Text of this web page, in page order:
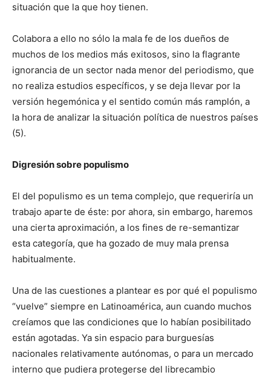
situación que la que hoy tienen.
Colabora a ello no sólo la mala fe de los dueños de
muchos de los medios más exitosos, sino la flagrante
ignorancia de un sector nada menor del periodismo, que
no realiza estudios específicos, y se deja llevar por la
versión hegemónica y el sentido común más ramplón, a
la hora de analizar la situación política de nuestros países
(5).
Digresión sobre populismo
El del populismo es un tema complejo, que requeriría un
trabajo aparte de éste: por ahora, sin embargo, haremos
una cierta aproximación, a los fines de re-semantizar
esta categoría, que ha gozado de muy mala prensa
habitualmente.
Una de las cuestiones a plantear es por qué el populismo
“vuelve” siempre en Latinoamérica, aun cuando muchos
creíamos que las condiciones que lo habían posibilitado
están agotadas. Ya sin espacio para burguesías
nacionales relativamente autónomas, o para un mercado
interno que pudiera protegerse del librecambio